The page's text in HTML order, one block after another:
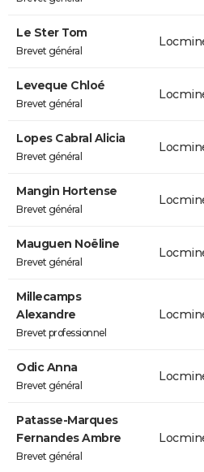
Le Ster Tom
Brevet général
Leveque Chloé
Brevet général
Lopes Cabral Alicia
Brevet général
Mangin Hortense
Brevet général
Mauguen Noëline
Brevet général
Millecamps
Alexandre
Brevet professionnel
Odic Anna
Brevet général
Patasse-Marques
Fernandes Ambre
Brevet général